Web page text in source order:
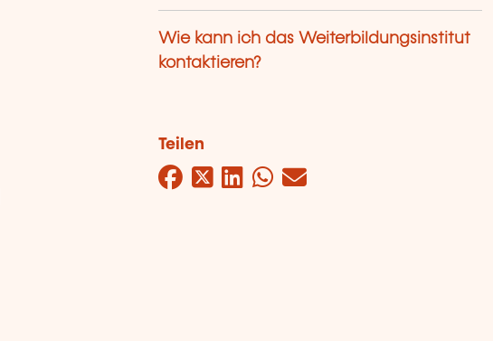
Wie kann ich das Weiterbildungsinstitut
kontaktieren?
Teilen
Facebook
Twitter
LinkedIn
WhatsApp
Mail